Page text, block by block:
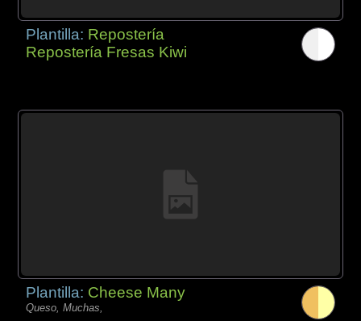
Plantilla: Repostería
Repostería Fresas Kiwi
Plantilla: Cheese Many
Queso, Muchas,